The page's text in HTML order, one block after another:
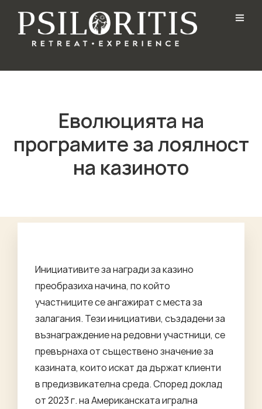
Еволюцията на
програмите за лоялност
на казиното
Инициативите за награди за казино
преобразиха начина, по който
участниците се ангажират с места за
залагания. Тези инициативи, създадени за
възнаграждение на редовни участници, се
превърнаха от съществено значение за
казината, които искат да държат клиенти
в предизвикателна среда. Според доклад
от 2023 г. на Американската игрална